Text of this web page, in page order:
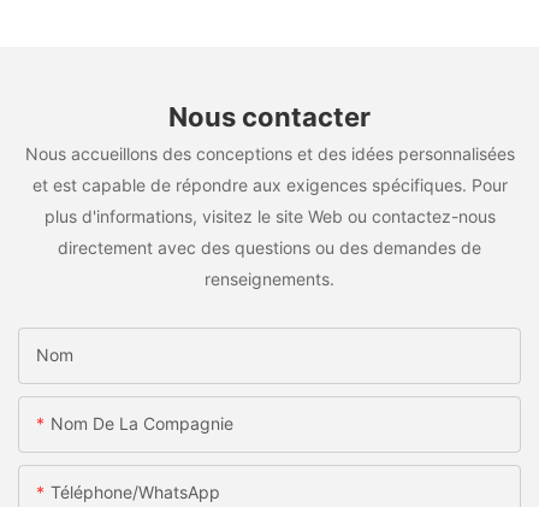
Nous contacter
Nous accueillons des conceptions et des idées personnalisées
et est capable de répondre aux exigences spécifiques. Pour
plus d'informations, visitez le site Web ou contactez-nous
directement avec des questions ou des demandes de
renseignements.
Nom
Nom De La Compagnie
Téléphone/WhatsApp